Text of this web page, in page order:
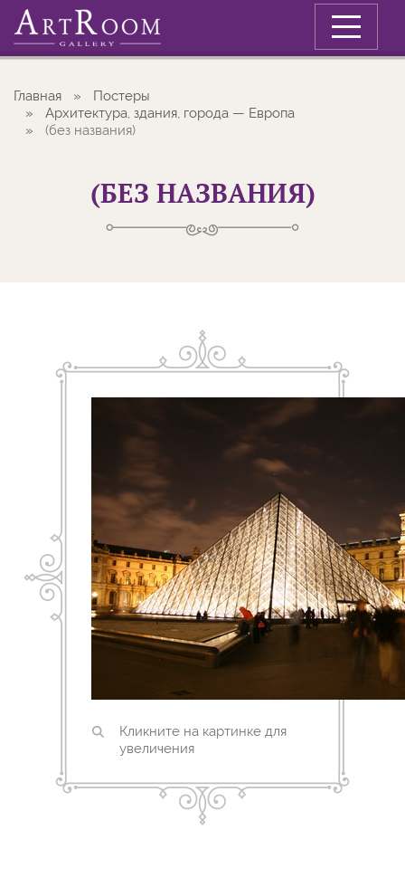
Меню
Главная
Постеры
Архитектура, здания, города — Европа
(без названия)
(БЕЗ НАЗВАНИЯ)
Кликните на картинке для
увеличения